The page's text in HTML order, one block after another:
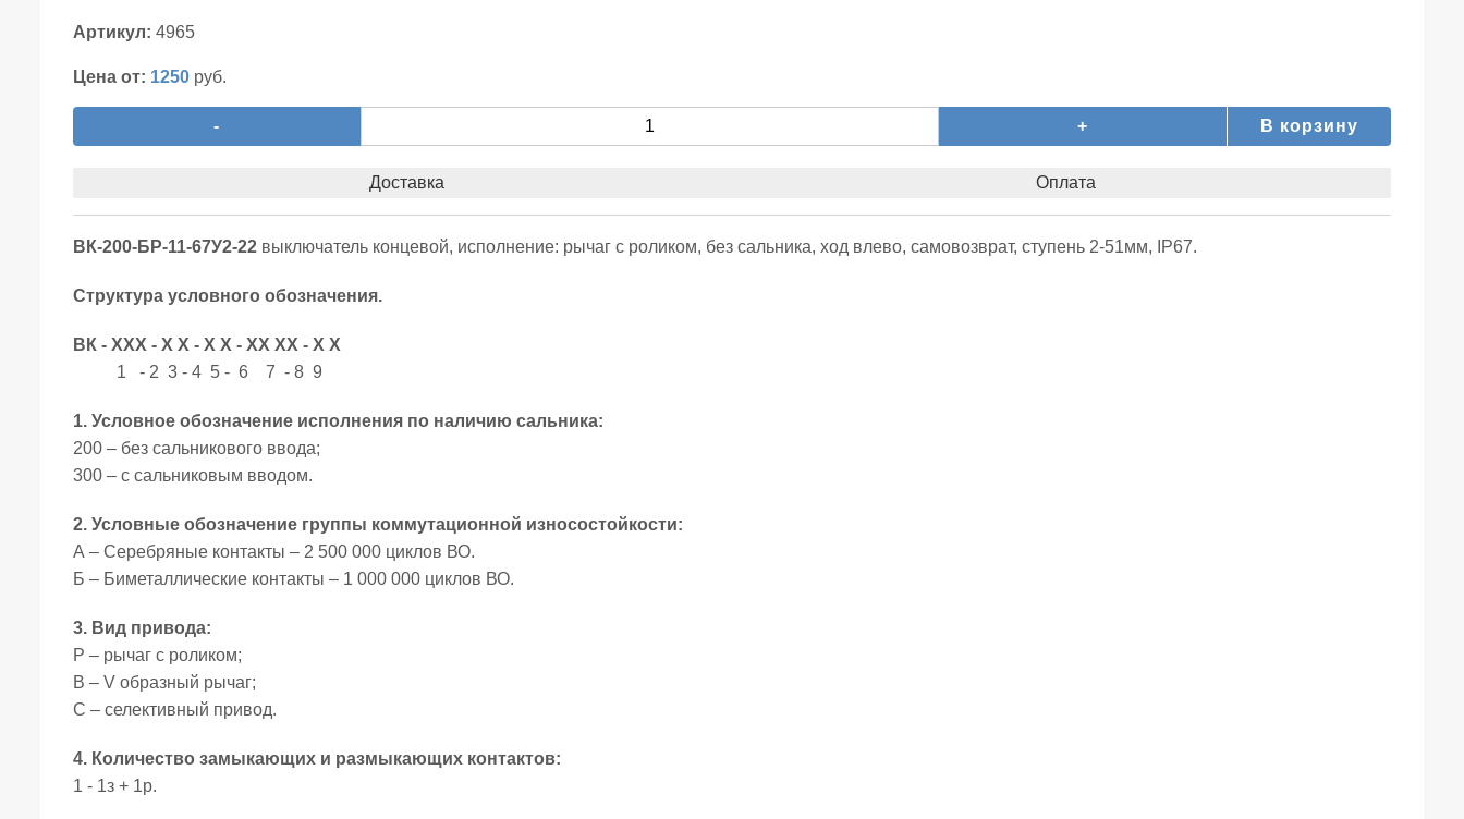
Артикул: 4965
Цена от: 1250 руб.
- + В корзину
Доставка Оплата
ВК-200-БР-11-67У2-22 выключатель концевой, исполнение: рычаг с роликом, без сальника, ход влево, самовозврат, ступень 2-51мм, IP67.
Структура условного обозначения.
ВК - ХХХ - Х Х - Х Х - ХХ ХХ - Х Х
1 - 2 3 - 4 5 - 6 7 - 8 9
1. Условное обозначение исполнения по наличию сальника:
200 – без сальникового ввода;
300 – с сальниковым вводом.
2. Условные обозначение группы коммутационной износостойкости:
А – Серебряные контакты – 2 500 000 циклов ВО.
Б – Биметаллические контакты – 1 000 000 циклов ВО.
3. Вид привода:
Р – рычаг с роликом;
В – V образный рычаг;
С – селективный привод.
4. Количество замыкающих и размыкающих контактов:
1 - 1з + 1р.